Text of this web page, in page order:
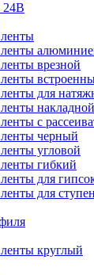
24В
ленты
врезной
для
накладной
с
черный
угловой
гибкий
для
для
круглый